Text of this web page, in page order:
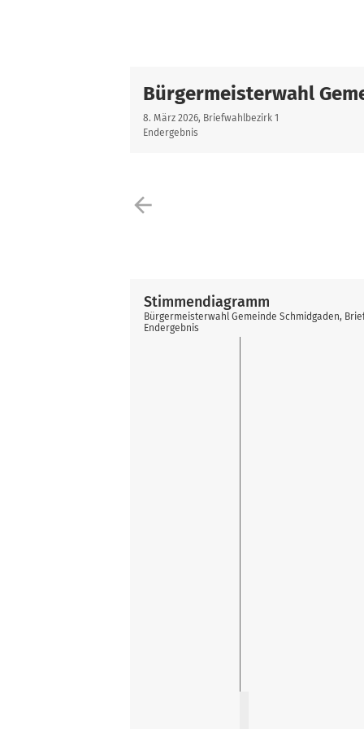
Bürgermeisterwahl
8. März 2026, Briefwahlbezirk 1
Endergebnis
arrow_back
Stimmendiagramm
Bürgermeisterwahl Gemeinde Schmidgaden,
Endergebnis